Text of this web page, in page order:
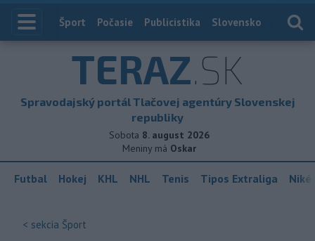
Index
Šport Počasie Publicistika Slovensko
TERAZ.SK
Spravodajský portál Tlačovej agentúry Slovenskej
republiky
Sobota 8. august 2026
Meniny má Oskar
Futbal Hokej KHL NHL Tenis Tipos Extraliga
< sekcia Šport